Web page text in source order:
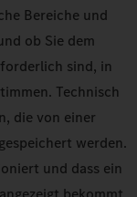
Bereiche und
ob Sie dem
sind, in
Technisch
die von einer
werden.
und dass ein